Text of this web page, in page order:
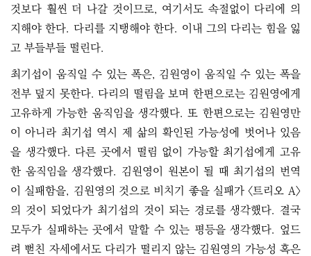
것보다 훨씬 더 나갈 것이므로, 여기서도 속절없이 다리에 의
지해야 한다. 다리를 지탱해야 한다. 이내 그의 다리는 힘을 잃
고 부들부들 떨린다.
최기섭이 움직일 수 있는 폭은, 김원영이 움직일 수 있는 폭을
전부 덮지 못한다. 다리의 떨림을 보며 한편으로는 김원영에게
고유하게 가능한 움직임을 생각했다. 또 한편으로는 김원영만
이 아니라 최기섭 역시 제 삶의 확인된 가능성에 벗어나 있음
을 생각했다. 다른 곳에서 떨림 없이 가능할 최기섭에게 고유
한 움직임을 생각했다. 김원영이 원본이 될 때 최기섭의 번역
이 실패함을, 김원영의 것으로 비치기 좋을 실패가 〈트리오 A〉
의 것이 되었다가 최기섭의 것이 되는 경로를 생각했다. 결국
모두가 실패하는 곳에서 말할 수 있는 평등을 생각했다. 엎드
려 뻗친 자세에서도 다리가 떨리지 않는 김원영의 가능성 혹은